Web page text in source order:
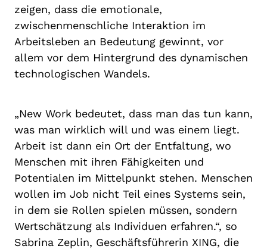
zeigen, dass die emotionale,
zwischenmenschliche Interaktion im
Arbeitsleben an Bedeutung gewinnt, vor
allem vor dem Hintergrund des dynamischen
technologischen Wandels.
„New Work bedeutet, dass man das tun kann,
was man wirklich will und was einem liegt.
Arbeit ist dann ein Ort der Entfaltung, wo
Menschen mit ihren Fähigkeiten und
Potentialen im Mittelpunkt stehen. Menschen
wollen im Job nicht Teil eines Systems sein,
in dem sie Rollen spielen müssen, sondern
Wertschätzung als Individuen erfahren.“, so
Sabrina Zeplin, Geschäftsführerin XING, die